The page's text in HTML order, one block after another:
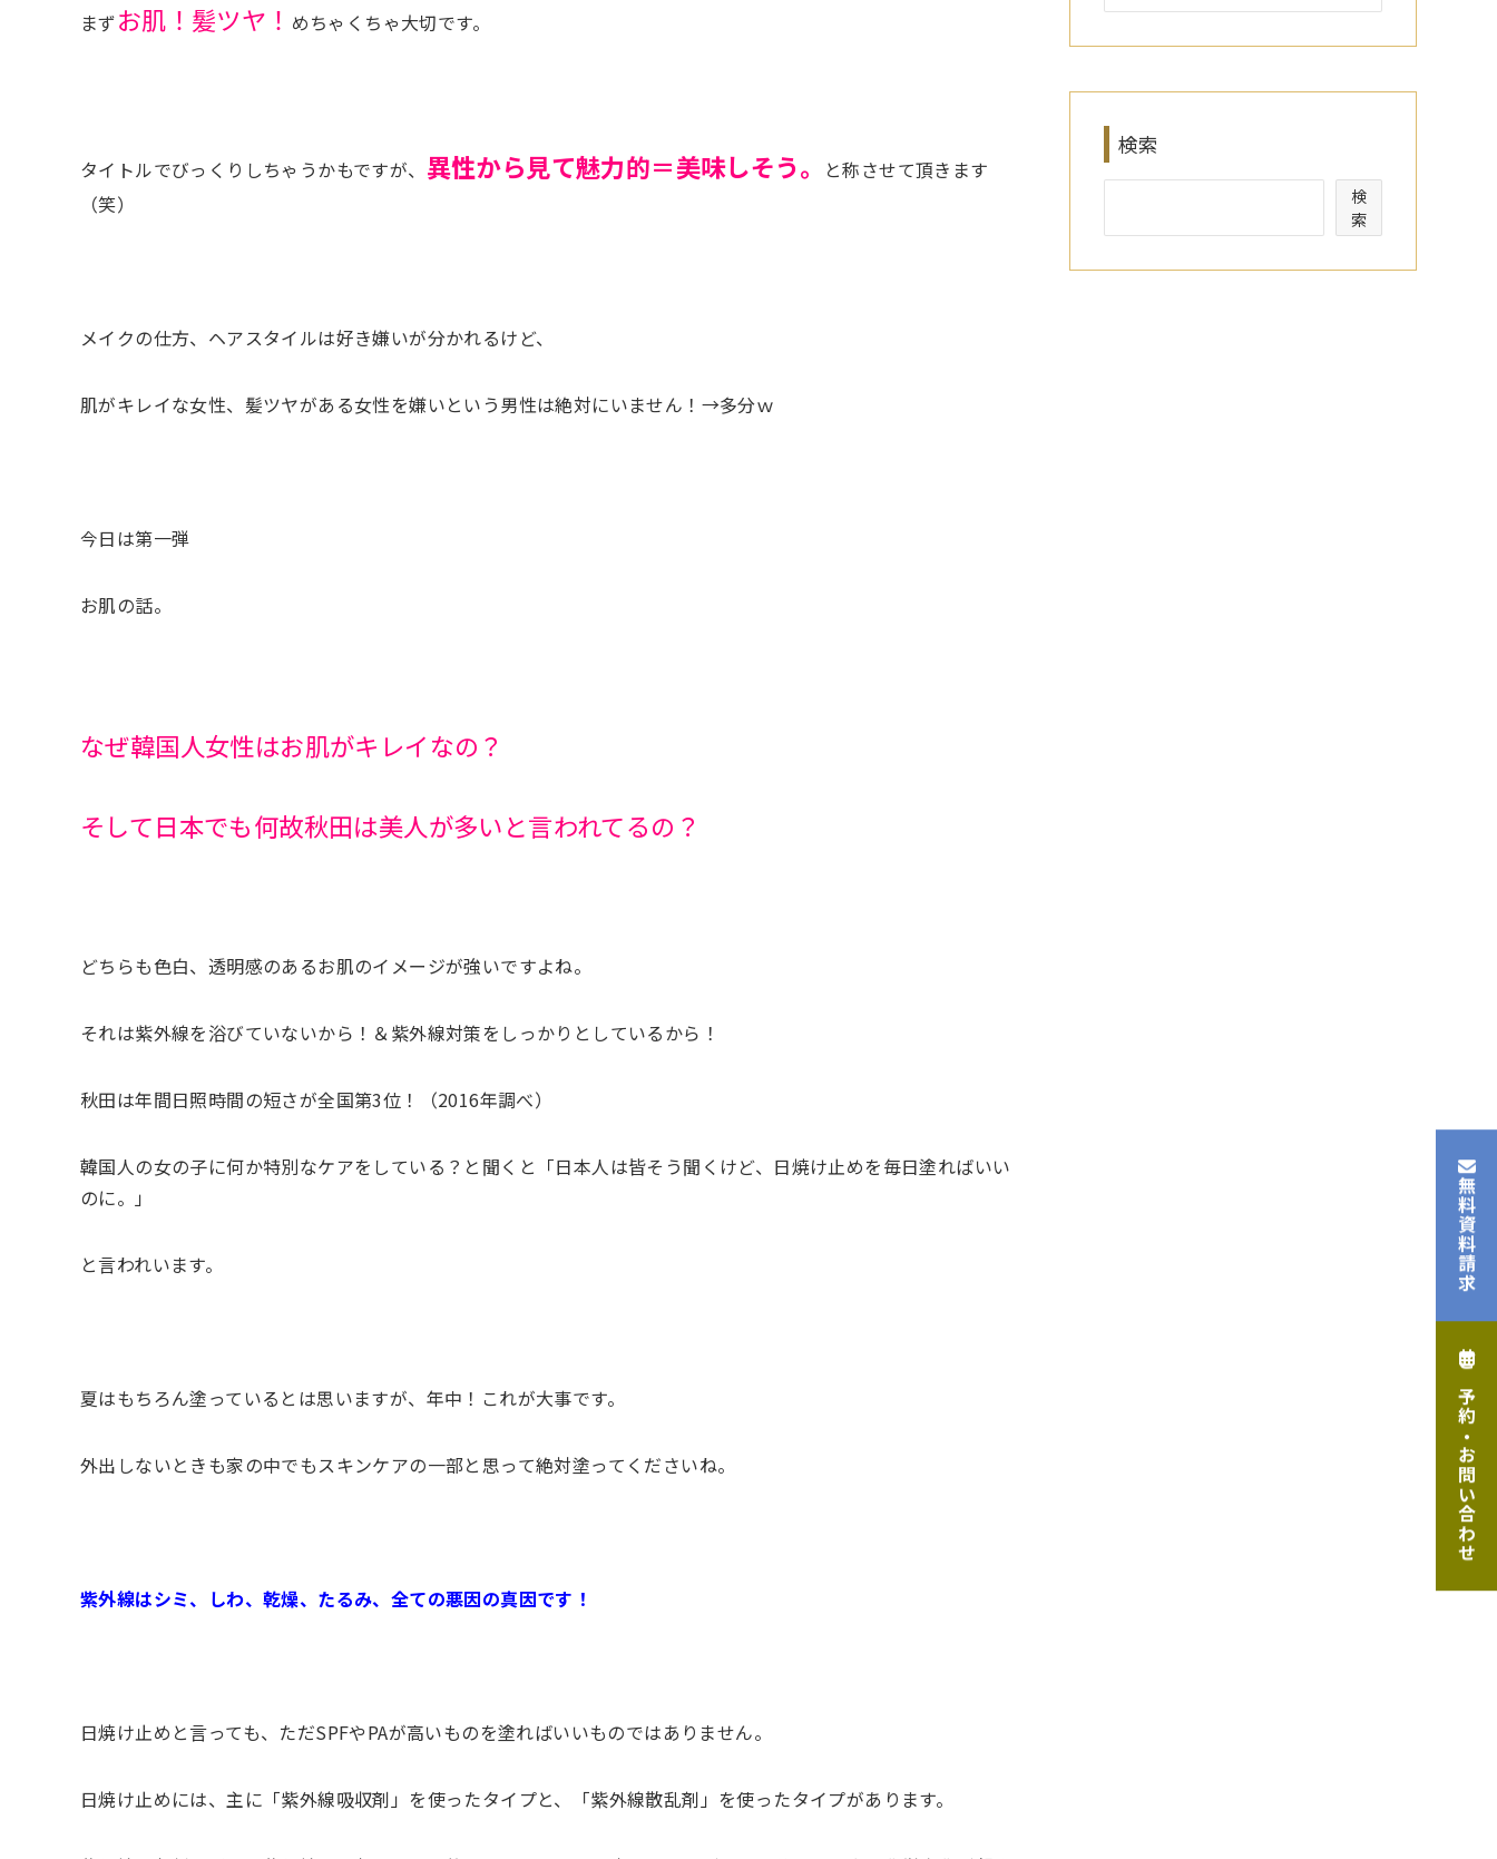
まずお肌！髪ツヤ！ めちゃくちゃ大切です。
タイトルでびっくりしちゃうかもですが、 異性から見て魅力的＝美味しそう。
と称させて頂きます
（笑）
メイクの仕方、ヘアスタイルは好き嫌いが分かれるけど、
肌がキレイな女性、髪ツヤがある女性を嫌いという男性は絶対にいません！→多分ｗ
今日は第一弾
お肌の話。
なぜ韓国人女性はお肌がキレイなの？
そして日本でも何故秋田は美人が多いと言われてるの？
どちらも色白、透明感のあるお肌のイメージが強いですよね。
それは紫外線を浴びていないから！＆紫外線対策をしっかりとしているから！
秋田は年間日照時間の短さが全国第3位！（2016年調べ）
韓国人の女の子に何か特別なケアをしている？と聞くと「日本人は皆そう聞くけど、日焼け止めを毎日塗ればいい
のに。」
と言われいます。
夏はもちろん塗っているとは思いますが、年中！これが大事です。
外出しないときも家の中でもスキンケアの一部と思って絶対塗ってくださいね。
紫外線はシミ、しわ、乾燥、たるみ、全ての悪因の真因です！
日焼け止めと言っても、ただSPFやPAが高いものを塗ればいいものではありません。
日焼け止めには、主に「紫外線吸収剤」を使ったタイプと、「紫外線散乱剤」を使ったタイプがあります。
検索
検
索
無料資料請求
ご予約・お問い合わせ